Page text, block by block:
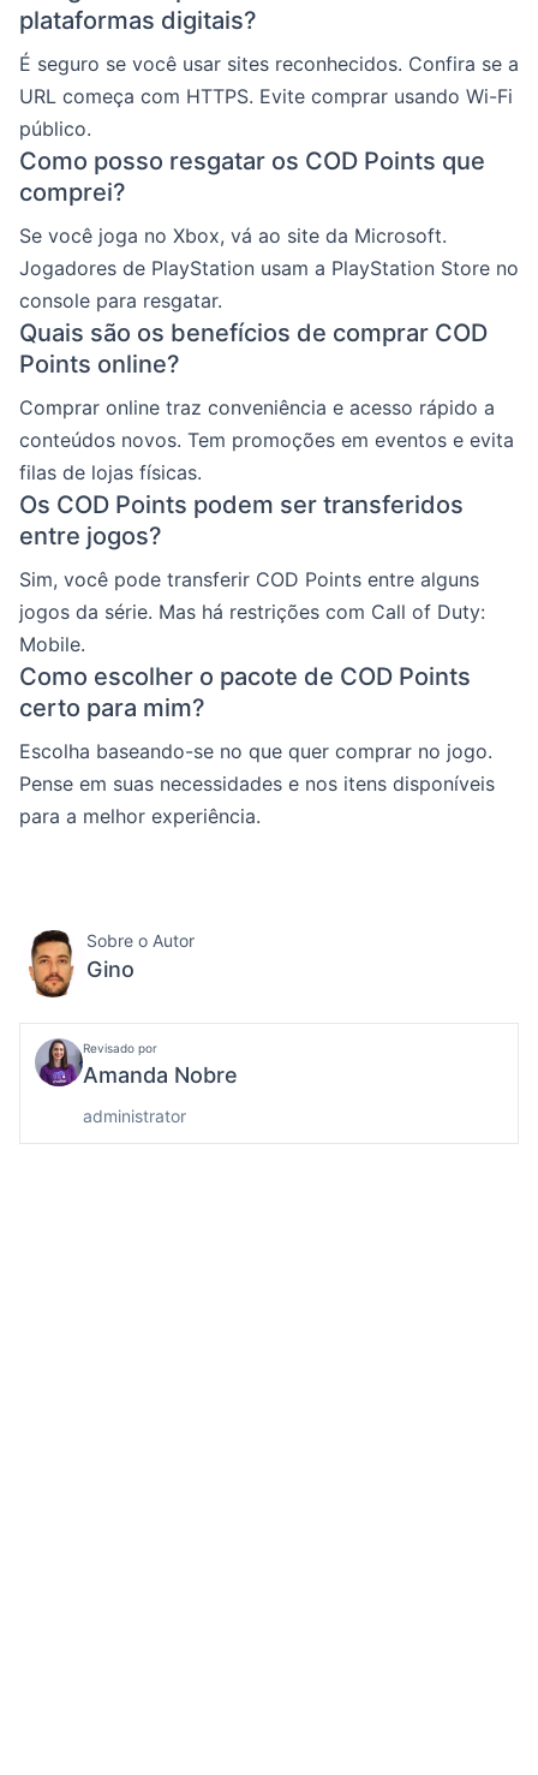
plataformas digitais?
É seguro se você usar sites reconhecidos. Confira se a
URL começa com HTTPS. Evite comprar usando Wi-Fi
público.
Como posso resgatar os COD Points que
comprei?
Se você joga no Xbox, vá ao site da Microsoft.
Jogadores de PlayStation usam a PlayStation Store no
console para resgatar.
Quais são os benefícios de comprar COD
Points online?
Comprar online traz conveniência e acesso rápido a
conteúdos novos. Tem promoções em eventos e evita
filas de lojas físicas.
Os COD Points podem ser transferidos
entre jogos?
Sim, você pode transferir COD Points entre alguns
jogos da série. Mas há restrições com Call of Duty:
Mobile.
Como escolher o pacote de COD Points
certo para mim?
Escolha baseando-se no que quer comprar no jogo.
Pense em suas necessidades e nos itens disponíveis
para a melhor experiência.
Sobre o Autor
Gino
Revisado por
Amanda Nobre
administrator